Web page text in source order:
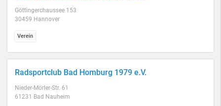
Göttingerchaussee 153
30459 Hannover
Verein
Radsportclub Bad Homburg 1979 e.V.
Nieder-Mörler-Str. 61
61231 Bad Nauheim